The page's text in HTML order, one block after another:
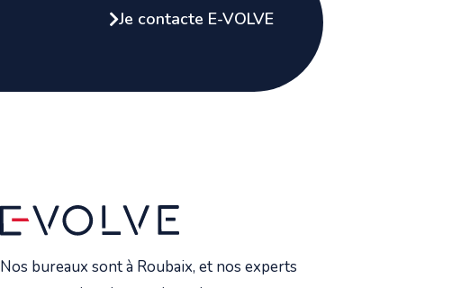
Je contacte E-VOLVE
Nos bureaux sont à Roubaix, et nos experts